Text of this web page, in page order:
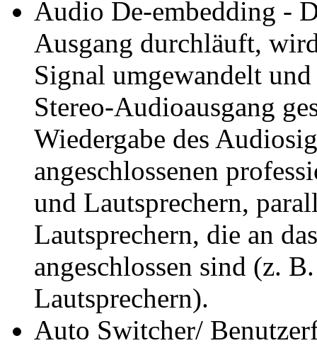
Audio De-embedding -
Ausgang durchläuft,
Signal umgewandelt
Stereo-Audioausgang
Wiedergabe des
angeschlossenen
und Lautsprechern,
Lautsprechern, die an
angeschlossen sind (z.
Lautsprechern).
Auto Switcher/